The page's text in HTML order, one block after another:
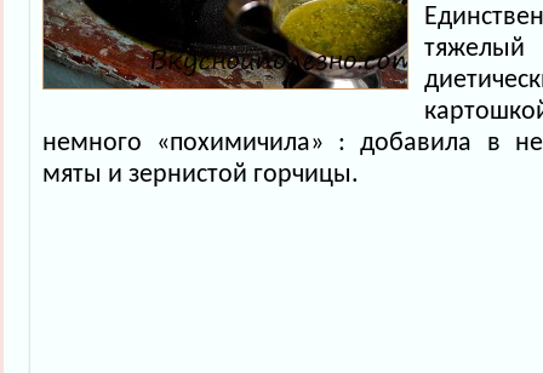
немного «похимичила» : добавила в
мяты и зернистой горчицы.